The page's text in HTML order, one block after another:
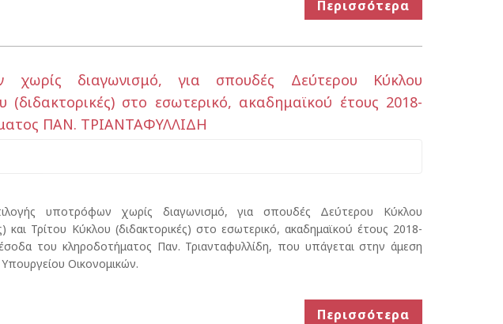
Περισσότερα
χωρίς διαγωνισμό, για σπουδές Δεύτερου Κύκλου
(διδακτορικές) στο εσωτερικό, ακαδημαϊκού έτους 2018-
ΠΑΝ. ΤΡΙΑΝΤΑΦΥΛΛΙΔΗ
υποτρόφων χωρίς διαγωνισμό, για σπουδές Δεύτερου Κύκλου
και Τρίτου Κύκλου (διδακτορικές) στο εσωτερικό, ακαδημαϊκού έτους 2018-
του κληροδοτήματος Παν. Τριανταφυλλίδη, που υπάγεται στην άμεση
Υπουργείου Οικονομικών.
Περισσότερα